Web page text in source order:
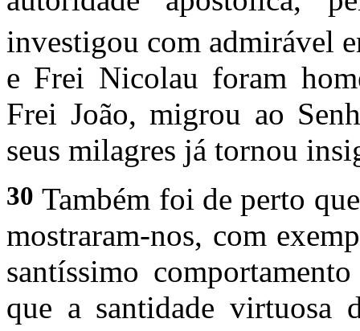
investigou com admirável
e Frei Nicolau foram
Frei João, migrou ao
seus milagres já tornou
30 Também foi de perto
mostraram-nos, com
santíssimo
que a santidade virtuosa